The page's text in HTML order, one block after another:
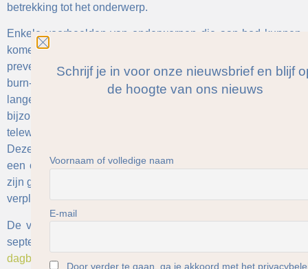
betrekking tot het onderwerp.
Enkele voorbeelden van onderwerpen die aan bod kunnen
komen zijn: bestuursmodellen, de rol van de
preventieadviseur, brandpreventie, inzicht in en reactie op
burn-out, ondersteuning en re-integratie op het werk na een
lange afwezigheid, de relatie met externe diensten en in het
bijzonder de rol van de bedrijfsarts, de impact van
telewerken op de gezondheid van werknemers, enzovoort.
Deze bijeenkomsten worden georganiseerd in de vorm van
een ontbijt met een croissant of een chocoladegebakje. Ze
zijn gratis en voor iedereen toegankelijk, maar aanmelden is
verplicht.
De volgende bijeenkomst over welzijn staat gepland voor
september 2026. Meer informatie volgt binnenkort via onze...
dagboek .
Schrijf je in voor onze nieuwsbrief en blijf
de hoogte van ons nieuws
Voornaam of volledige naam
E-mail
Door verder te gaan, ga je akkoord met het